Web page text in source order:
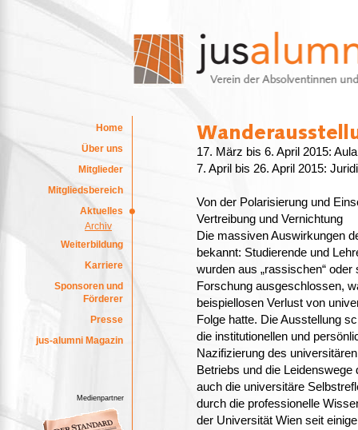
Home
Über uns
Mitglieder
Mitgliedsbereich
Aktuelles
Archiv
Weiterbildung
Karriere
Sponsoren und
Förderer
Presse
jus-alumni Magazin
Medienpartner
17. März bis 6. April 2015:
7. April bis 26. April 2015:
Von der Polarisierung und
Vertreibung und Vernichtung
Die massiven Auswirkungen
bekannt: Studierende und
wurden aus „rassischen“
Forschung ausgeschlossen,
beispiellosen Verlust von
Folge hatte. Die Ausstellung
die institutionellen und
Nazifizierung des universitären
Betriebs und die
auch die universitäre
durch die professionelle
der Universität Wien seit